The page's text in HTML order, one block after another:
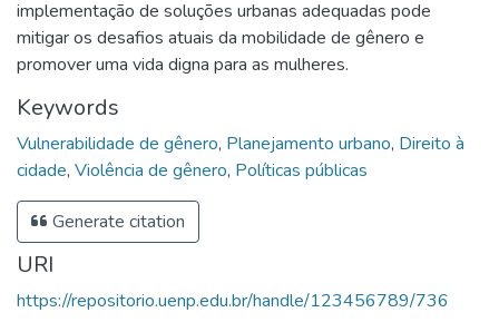
implementação de soluções urbanas adequadas pode
mitigar os desafios atuais da mobilidade de gênero e
promover uma vida digna para as mulheres.
Keywords
Vulnerabilidade de gênero, Planejamento urbano, Direito à
cidade, Violência de gênero, Políticas públicas
Generate citation
URI
https://repositorio.uenp.edu.br/handle/123456789/736